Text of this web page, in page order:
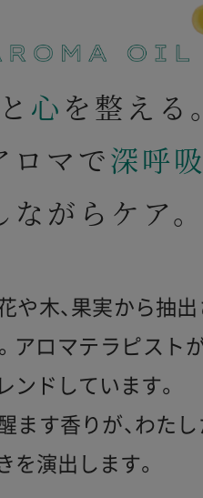
と 心 を整える
ロマで深呼
ながらケア
や木、果実から抽
アロマテラピスト
ドしています。
ます香りが、わた
を演出します。